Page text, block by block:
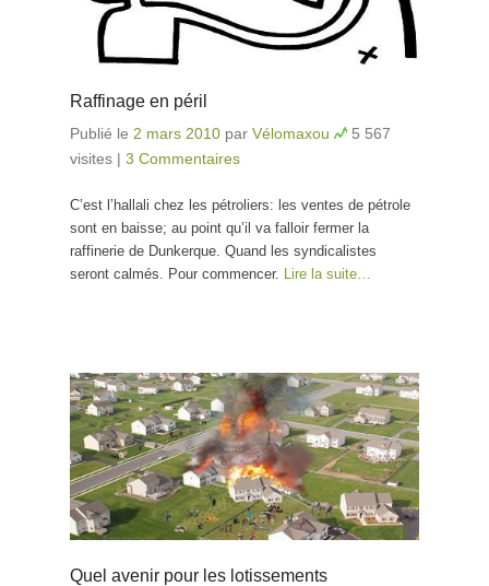
Raffinage en péril
Publié le 2 mars 2010 par Vélomaxou
5 567
visites | 3 Commentaires
C’est l’hallali chez les pétroliers: les ventes de pétrole
sont en baisse; au point qu’il va falloir fermer la
raffinerie de Dunkerque. Quand les syndicalistes
seront calmés. Pour commencer. Lire la suite…
Quel avenir pour les lotissements